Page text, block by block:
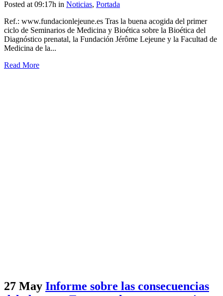
Posted at 09:17h in Noticias, Portada
Ref.: www.fundacionlejeune.es Tras la buena acogida del primer
ciclo de Seminarios de Medicina y Bioética sobre la Bioética del
Diagnóstico prenatal, la Fundación Jérôme Lejeune y la Facultad de
Medicina de la...
Read More
27 May Informe sobre las consecuencias